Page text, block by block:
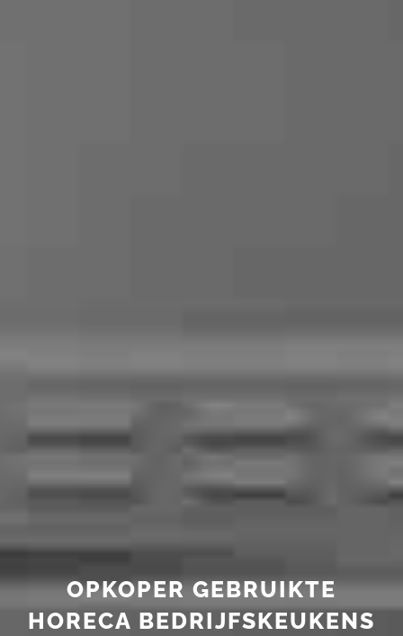
OPKOPER GEBRUIKTE
HORECA BEDRIJFSKEUKENS